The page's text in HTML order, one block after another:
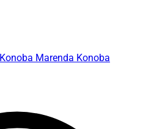
Konoba Marenda Konoba